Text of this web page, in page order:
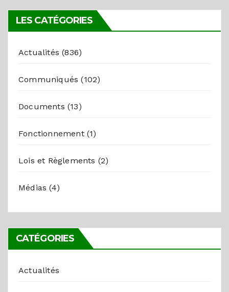
publications
LES CATÉGORIES
Actualités (836)
Communiqués (102)
Documents (13)
Fonctionnement(1)
Lois et Règlements (2)
Médias (4)
CATÉGORIES
Actualités